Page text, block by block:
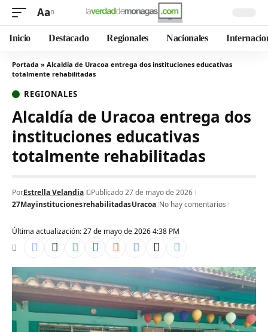
Aa
Inicio Destacado Regionales Nacionales
Portada » Alcaldía de Uracoa entrega dos instituciones educativas
totalmente rehabilitadas
REGIONALES
Alcaldía de Uracoa entrega dos
instituciones educativas
totalmente rehabilitadas
Última actualización: 27 de mayo de 2026 4:38 PM
PorEstrella Velandia
Publicado 27 de mayo de 2026
27MayinstitucionesrehabilitadasUracoa No hay comentarios